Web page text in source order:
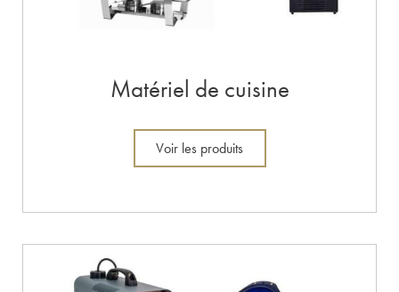
Matériel de cuisine
Voir les produits